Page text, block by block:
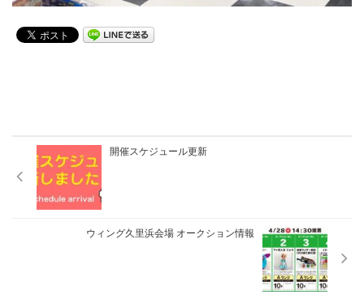
開催スケジュール更新
ウィング久里浜会場 オークション情報